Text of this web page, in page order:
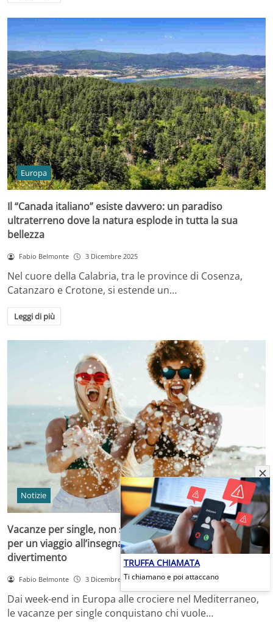
Europa
Il “Canada italiano” esiste davvero: un paradiso
ultraterreno dove la natura esplode in tutta la sua
bellezza
Fabio Belmonte 3 Dicembre 2025
Nel cuore della Calabria, tra le province di Cosenza,
Catanzaro e Crotone, si estende un…
Leggi di più
Notizie
Vacanze per single, non solo crociera: le migliori idee
per un viaggio all’insegna della sicurezza e del super
divertimento
Fabio Belmonte 3 Dicembre 2025
Dai week-end in Europa alle crociere nel Mediterraneo,
le vacanze per single conquistano chi vuole…
TRUFFA CHIAMATA
Ti chiamano e poi attaccano